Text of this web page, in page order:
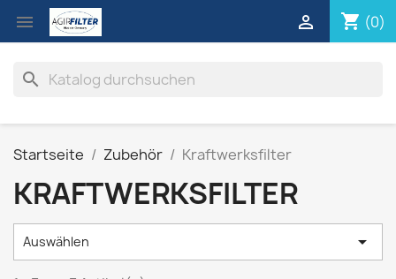
 shopping_cart (0)

search
Startseite Zubehör Kraftwerksfilter
KRAFTWERKSFILTER
Auswählen 